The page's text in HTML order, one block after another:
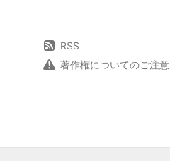
RSS
著作権についてのご注意